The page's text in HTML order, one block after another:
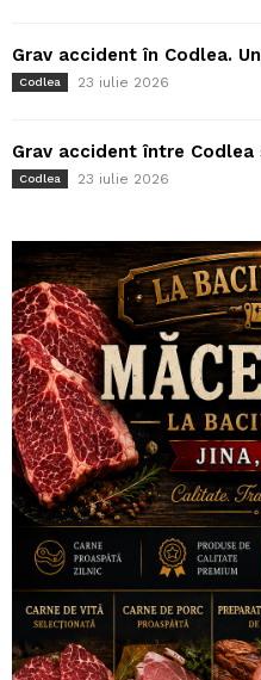
Grav accident în Codlea.
Codlea 23 iulie 2026
Grav accident între Codlea
Codlea 23 iulie 2026